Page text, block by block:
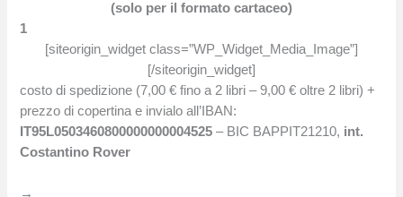
(solo per il formato cartaceo)
1
[siteorigin_widget class=”WP_Widget_Media_Image”]
[/siteorigin_widget]
costo di spedizione (7,00 € fino a 2 libri – 9,00 € oltre 2 libri) +
prezzo di copertina e invialo all’IBAN:
IT95L0503460800000000004525– BIC BAPPIT21210, int.
Costantino Rover
→